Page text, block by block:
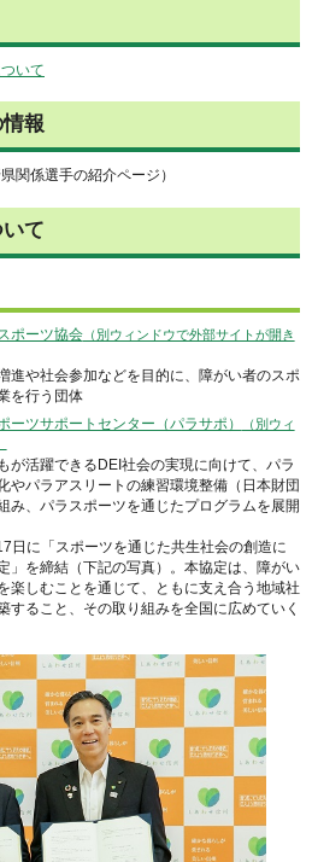
いて
報
関係選手の紹介ページ）
て
ポーツ協会（別ウィンドウで外部サイトが開き
進や社会参加などを目的に、障がい者のスポ
を行う団体
ツサポートセンター（パラサポ）
（別ウィ
が活躍できるDEI社会の実現に向けて、パラ
やパラアスリートの練習環境整備（日本財団
み、パラスポーツを通じたプログラムを展開
日に「スポーツを通じた共生社会の創造に
」を締結（下記の写真）。本協定は、障がい
楽しむことを通じて、ともに支え合う地域社
すること、その取り組みを全国に広めていく